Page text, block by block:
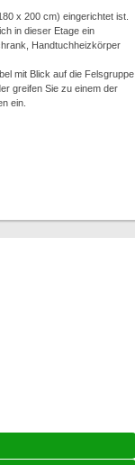
x 200 cm) eingerichtet ist.
in dieser Etage ein
Handtuchheizkörper
mit Blick auf die Felsgruppe
greifen Sie zu einem der
ein.